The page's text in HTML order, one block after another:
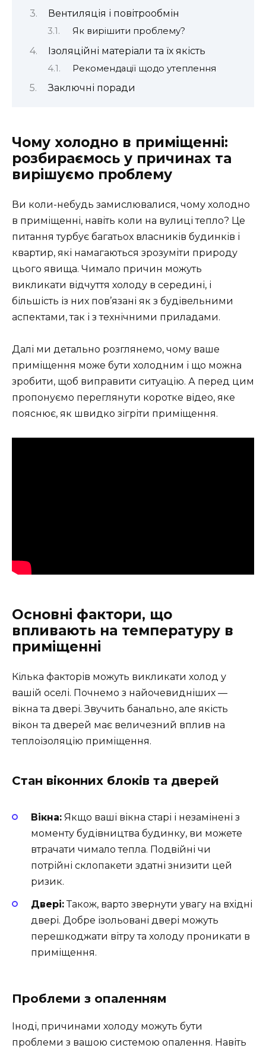
Вентиляція і повітрообмін
Як вирішити проблему?
Ізоляційні матеріали та їх якість
Рекомендації щодо утеплення
Заключні поради
Чому холодно в приміщенні:
розбираємось у причинах та
вирішуємо проблему
Ви коли-небудь замислювалися, чому холодно
в приміщенні, навіть коли на вулиці тепло? Це
питання турбує багатьох власників будинків і
квартир, які намагаються зрозуміти природу
цього явища. Чимало причин можуть
викликати відчуття холоду в середині, і
більшість із них пов’язані як з будівельними
аспектами, так і з технічними приладами.
Далі ми детально розглянемо, чому ваше
приміщення може бути холодним і що можна
зробити, щоб виправити ситуацію. А перед цим
пропонуємо переглянути коротке відео, яке
пояснює, як швидко зігріти приміщення.
Основні фактори, що
впливають на температуру в
приміщенні
Кілька факторів можуть викликати холод у
вашій оселі. Почнемо з найочевидніших —
вікна та двері. Звучить банально, але якість
вікон та дверей має величезний вплив на
теплоізоляцію приміщення.
Стан віконних блоків та дверей
Вікна: Якщо ваші вікна старі і незамінені з
моменту будівництва будинку, ви можете
втрачати чимало тепла. Подвійні чи
потрійні склопакети здатні знизити цей
ризик.
Двері:Також, варто звернути увагу на вхідні
двері. Добре ізольовані двері можуть
перешкоджати вітру та холоду проникати в
приміщення.
Проблеми з опаленням
Іноді, причинами холоду можуть бути
проблеми з вашою системою опалення. Навіть